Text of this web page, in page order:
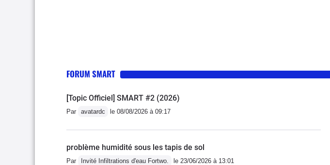
FORUM SMART
[Topic Officiel] SMART #2 (2026)
Par avatardc le 08/08/2026 à 09:17
problème humidité sous les tapis de sol
Par Invité Infiltrations d'eau Fortwo. le 23/06/2026 à 13:01